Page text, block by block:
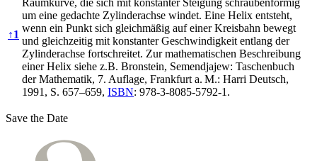
↑1
Raumkurve, die sich mit konstanter Steigung schraubenförmig
um eine gedachte Zylinderachse windet. Eine Helix entsteht,
wenn ein Punkt sich gleichmäßig auf einer Kreisbahn bewegt
und gleichzeitig mit konstanter Geschwindigkeit entlang der
Zylinderachse fortschreitet. Zur mathematischen Beschreibung
einer Helix siehe z.B. Bronstein, Semendjajew: Taschenbuch
der Mathematik, 7. Auflage, Frankfurt a. M.: Harri Deutsch,
1991, S. 657–659, ISBN: 978-3-8085-5792-1.
Save the Date